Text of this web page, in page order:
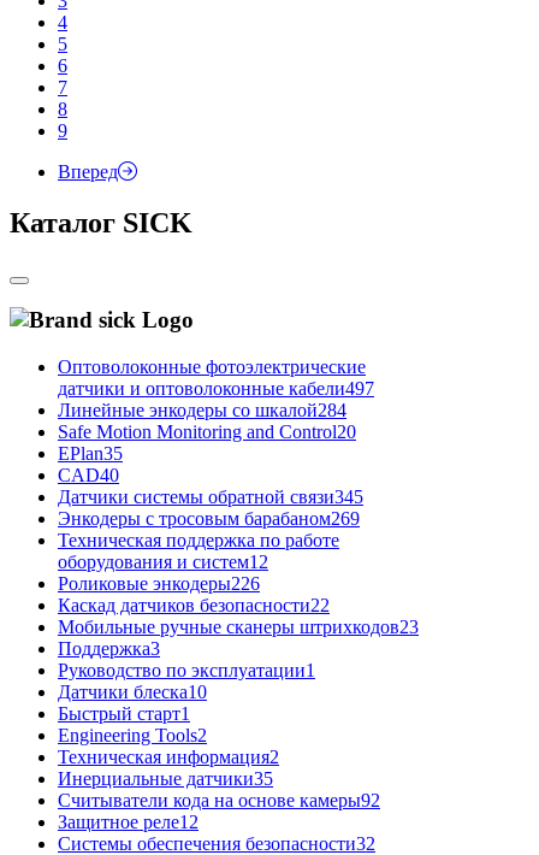
4
5
6
7
8
9
Вперед
Каталог SICK
Оптоволоконные фотоэлектрические
датчики и оптоволоконные кабели497
Линейные энкодеры со шкалой284
Safe Motion Monitoring and Control20
EPlan35
CAD40
Датчики системы обратной связи345
Энкодеры с тросовым барабаном269
Техническая поддержка по работе
оборудования и систем12
Роликовые энкодеры226
Каскад датчиков безопасности22
Мобильные ручные сканеры штрихкодов23
Поддержка3
Руководство по эксплуатации1
Датчики блеска10
Быстрый старт1
Engineering Tools2
Техническая информация2
Инерциальные датчики35
Считыватели кода на основе камеры92
Защитное реле12
Системы обеспечения безопасности32